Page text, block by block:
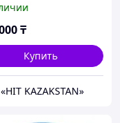
₸
Купить
KAZAKSTAN»